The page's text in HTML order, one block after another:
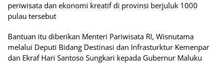
periwisata dan ekonomi kreatif di provinsi berjuluk 1000
pulau tersebut
Bantuan itu diberikan Menteri Pariwisata RI, Wisnutama
melalui Deputi Bidang Destinasi dan Infrasturktur Kemenpar
dan Ekraf Hari Santoso Sungkari kepada Gubernur Maluku